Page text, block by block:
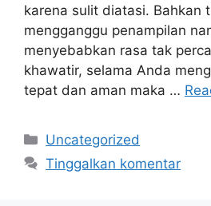
karena sulit diatasi. Bahkan
mengganggu penampilan
menyebabkan rasa tak
khawatir, selama Anda
tepat dan aman maka …
Kategori
Uncategorized
Tinggalkan komentar